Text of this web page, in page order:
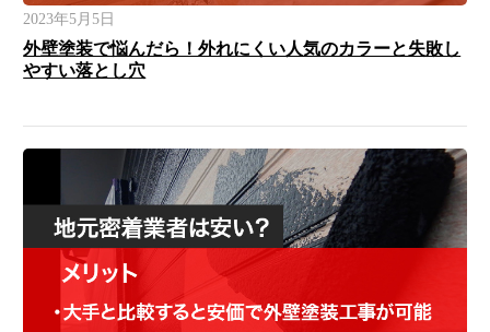
2023年5月5日
外壁塗装で悩んだら！外れにくい人気のカラーと失敗し
やすい落とし穴